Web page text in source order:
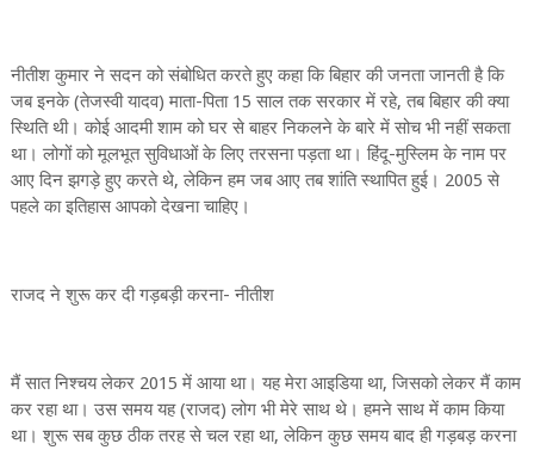
नीतीश कुमार ने सदन को संबोधित करते हुए कहा कि बिहार की जनता जानती है कि
जब इनके (तेजस्वी यादव) माता-पिता 15 साल तक सरकार में रहे, तब बिहार की क्या
स्थिति थी। कोई आदमी शाम को घर से बाहर निकलने के बारे में सोच भी नहीं सकता
था। लोगों को मूलभूत सुविधाओं के लिए तरसना पड़ता था। हिंदू-मुस्लिम के नाम पर
आए दिन झगड़े हुए करते थे, लेकिन हम जब आए तब शांति स्थापित हुई। 2005 से
पहले का इतिहास आपको देखना चाहिए।
राजद ने शुरू कर दी गड़बड़ी करना- नीतीश
मैं सात निश्चय लेकर 2015 में आया था। यह मेरा आइडिया था, जिसको लेकर मैं काम
कर रहा था। उस समय यह (राजद) लोग भी मेरे साथ थे। हमने साथ में काम किया
था। शुरू सब कुछ ठीक तरह से चल रहा था, लेकिन कुछ समय बाद ही गड़बड़ करना